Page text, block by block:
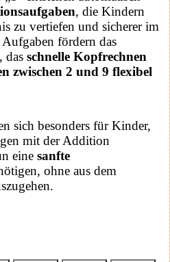
, die Kindern
zu vertiefen und sicherer im
fördern das
, das schnelle Kopfrechnen
zwischen 2 und 9 flexibel
sich besonders für Kinder,
mit der Addition
eine sanfte
ohne aus dem